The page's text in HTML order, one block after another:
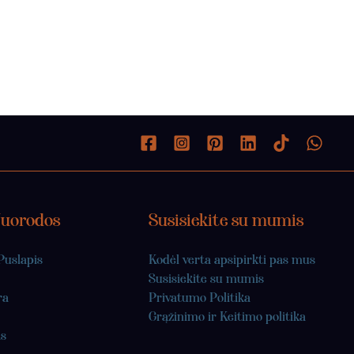
Susisiekite su mumis
Kodėl verta apsipirkti pas mus
Susisiekite su mumis
Privatumo Politika
Grąžinimo ir Keitimo politika